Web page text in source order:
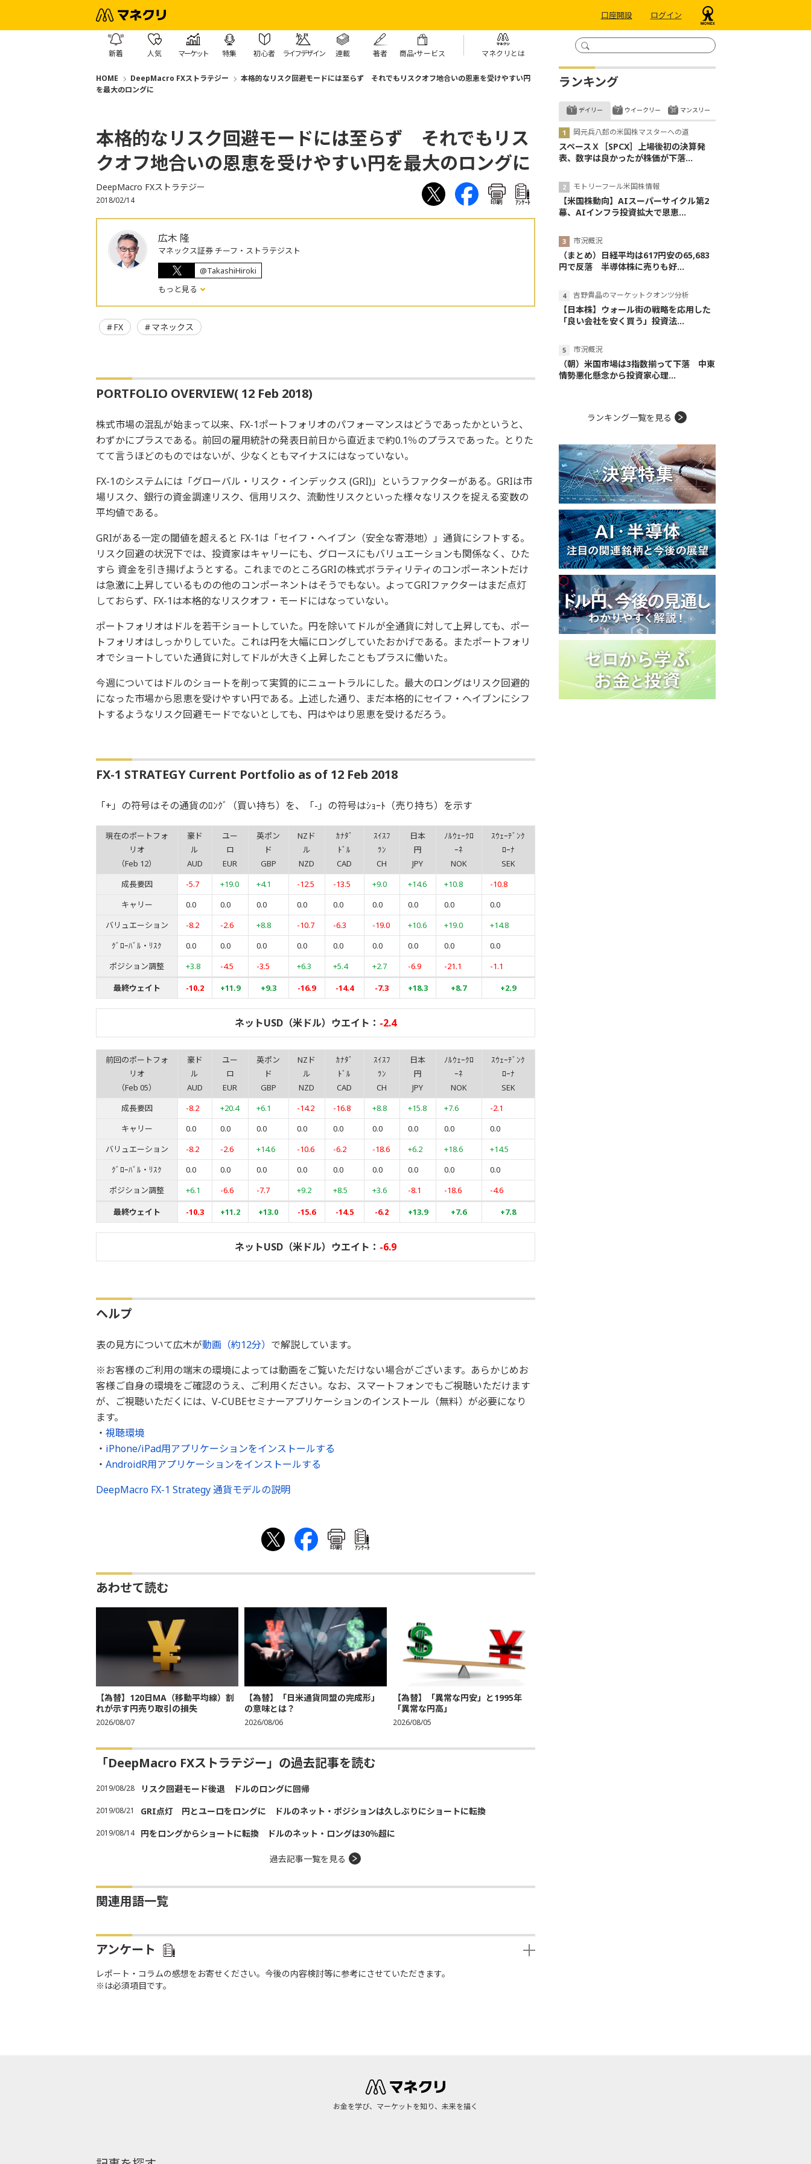
口座開設 ログイン
新着 人気 マーケット 特集 初心者 ライフデザイン 連載 著者 商品・サービス マネクリとは
HOME DeepMacro FXストラテジー
本格的なリスク回避モードには至らず それでもリスクオフ地合いの恩恵を受けやすい円
を最大のロングに
本格的なリスク回避モードには至らず それでもリス
クオフ地合いの恩恵を受けやすい円を最大のロングに
DeepMacro FXストラテジー
2018/02/14 印刷 ｱﾝｹｰﾄ
広木 隆
マネックス証券 チーフ・ストラテジスト
@TakashiHiroki
もっと見る
FX マネックス
PORTFOLIO OVERVIEW( 12 Feb 2018)
株式市場の混乱が始まって以来、FX-1ポートフォリオのパフォーマンスはどうであったかというと、
わずかにプラスである。前回の雇用統計の発表日前日から直近まで約0.1％のプラスであった。とりた
てて言うほどのものではないが、少なくともマイナスにはなっていない。
FX-1のシステムには「グローバル・リスク・インデックス (GRI)」というファクターがある。GRIは市
場リスク、銀行の資金調達リスク、信用リスク、流動性リスクといった様々なリスクを捉える変数の
平均値である。
GRIがある一定の閾値を超えると FX-1は「セイフ・ヘイブン（安全な寄港地）」通貨にシフトする。
リスク回避の状況下では、投資家はキャリーにも、グロースにもバリュエーションも関係なく、ひた
すら 資金を引き揚げようとする。これまでのところGRIの株式ボラティリティのコンポーネントだけ
は急激に上昇しているものの他のコンポーネントはそうでもない。よってGRIファクターはまだ点灯
しておらず、FX-1は本格的なリスクオフ・モードにはなっていない。
ポートフォリオはドルを若干ショートしていた。円を除いてドルが全通貨に対して上昇しても、ポー
トフォリオはしっかりしていた。これは円を大幅にロングしていたおかげである。またポートフォリ
オでショートしていた通貨に対してドルが大きく上昇したこともプラスに働いた。
今週についてはドルのショートを削って実質的にニュートラルにした。最大のロングはリスク回避的
になった市場から恩恵を受けやすい円である。上述した通り、まだ本格的にセイフ・ヘイブンにシフ
トするようなリスク回避モードでないとしても、円はやはり恩恵を受けるだろう。
FX-1 STRATEGY Current Portfolio as of 12 Feb 2018
「+」の符号はその通貨のﾛﾝｸﾞ（買い持ち）を、「-」の符号はｼｮｰﾄ（売り持ち）を示す
現在のポートフォ
リオ
（Feb 12）
豪ド
ル
AUD
ユー
ロ
EUR
英ポン
ド
GBP
NZド
ル
NZD
ｶﾅﾀﾞ
ﾄﾞﾙ
CAD
ｽｲｽﾌ
ﾗﾝ
CH
日本
円
JPY
ﾉﾙｳｪｰｸﾛ
ｰﾈ
NOK
ｽｳｪｰﾃﾞﾝｸ
ﾛｰﾅ
SEK
成長要因
-5.7 +19.0 +4.1 -12.5 -13.5 +9.0 +14.6 +10.8
-10.8
キャリー
0.0 0.0 0.0 0.0 0.0 0.0 0.0 0.0
0.0
バリュエーション
-8.2 -2.6 +8.8 -10.7 -6.3 -19.0 +10.6 +19.0
+14.8
ｸﾞﾛｰﾊﾞﾙ・ﾘｽｸ
0.0 0.0 0.0 0.0 0.0 0.0 0.0 0.0
0.0
ポジション調整
+3.8 -4.5 -3.5 +6.3 +5.4 +2.7 -6.9 -21.1
-1.1
最終ウェイト
-10.2 +11.9 +9.3 -16.9 -14.4 -7.3 +18.3 +8.7 +2.9
ネットUSD（米ドル）ウエイト： -2.4
前回のポートフォ
リオ
（Feb 05）
豪ド
ル
AUD
ユー
ロ
EUR
英ポン
ド
GBP
NZド
ル
NZD
ｶﾅﾀﾞ
ﾄﾞﾙ
CAD
ｽｲｽﾌ
ﾗﾝ
CH
日本
円
JPY
ﾉﾙｳｪｰｸﾛ
ｰﾈ
NOK
ｽｳｪｰﾃﾞﾝｸ
ﾛｰﾅ
SEK
成長要因
-8.2 +20.4 +6.1 -14.2 -16.8 +8.8 +15.8 +7.6
-2.1
キャリー
0.0 0.0 0.0 0.0 0.0 0.0 0.0 0.0
0.0
バリュエーション
-8.2 -2.6 +14.6 -10.6 -6.2 -18.6 +6.2 +18.6
+14.5
ｸﾞﾛｰﾊﾞﾙ・ﾘｽｸ
0.0 0.0 0.0 0.0 0.0 0.0 0.0 0.0
0.0
ポジション調整
+6.1 -6.6 -7.7 +9.2 +8.5 +3.6 -8.1 -18.6
-4.6
最終ウェイト
-10.3 +11.2 +13.0 -15.6 -14.5 -6.2 +13.9 +7.6 +7.8
ネットUSD（米ドル）ウエイト： -6.9
ヘルプ
表の見方について広木が動画（約12分） で解説しています。
※お客様のご利用の端末の環境によっては動画をご覧いただけない場合がございます。あらかじめお
客様ご自身の環境をご確認のうえ、ご利用ください。なお、スマートフォンでもご視聴いただけます
が、ご視聴いただくには、V-CUBEセミナーアプリケーションのインストール（無料）が必要になり
ます。
・ 視聴環境
・ iPhone/iPad用アプリケーションをインストールする
・ AndroidR用アプリケーションをインストールする
DeepMacro FX-1 Strategy 通貨モデルの説明
印刷 ｱﾝｹｰﾄ
あわせて読む
【為替】120日MA（移動平均線）割
れが示す円売り取引の損失
2026/08/07
【為替】「日米通貨同盟の完成形」
の意味とは？
2026/08/06
【為替】「異常な円安」と1995年
「異常な円高」
2026/08/05
「DeepMacro FXストラテジー」の過去記事を読む
2019/08/28 リスク回避モード後退 ドルのロングに回帰
2019/08/21 GRI点灯 円とユーロをロングに ドルのネット・ポジションは久しぶりにショートに転換
2019/08/14 円をロングからショートに転換 ドルのネット・ロングは30％超に
過去記事一覧を見る
関連用語一覧
アンケート
レポート・コラムの感想をお寄せください。今後の内容検討等に参考にさせていただきます。
※は必須項目です。
ランキング
デイリー
岡元兵八郎の米国株マスターへの道
スペースＸ［SPCX］上場後初の決算発
表、数字は良かったが株価が下落...
モトリーフール米国株情報
【米国株動向】AIスーパーサイクル第2
幕、AIインフラ投資拡大で恩恵...
市況概況
（まとめ）日経平均は617円安の65,683
円で反落 半導体株に売りも好...
吉野貴晶のマーケットクオンツ分析
【日本株】ウォール街の戦略を応用した
「良い会社を安く買う」投資法...
市況概況
（朝）米国市場は3指数揃って下落 中東
情勢悪化懸念から投資家心理...
ウイークリー マンスリー
ランキング一覧を見る
お金を学び、マーケットを知り、未来を描く